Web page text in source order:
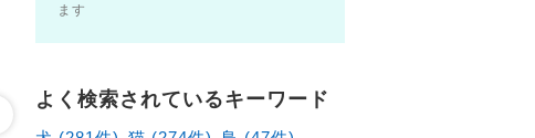
【獣医師（中途）】毎日17時上がりを目指しています！
〒500-8212 岐阜県 岐阜市 日野南7丁目6－13
ます
よく検索されているキーワード